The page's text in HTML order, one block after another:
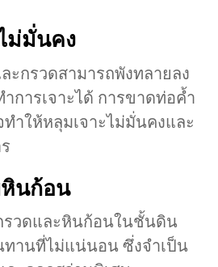
ม่มั่นคง
ะกรวดสามารถพังทลายลง
การเจาะได้ การขาดท่อค้ำ
ำให้หลุมเจาะไม่มั่นคงและ
นก้อน
รวดและหินก้อนในชั้นดิน
ทานที่ไม่แน่นอน ซึ่งจำเป็น